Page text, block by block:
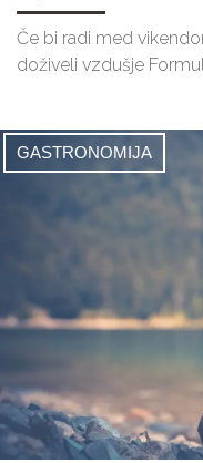
Če bi radi med
doživeli vzdušje
GASTRONOMIJA